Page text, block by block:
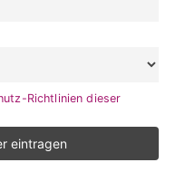
Richtlinien dieser